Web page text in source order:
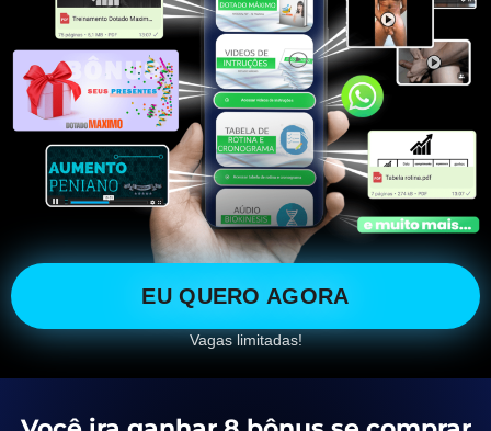
EU QUERO AGORA
Vagas limitadas!